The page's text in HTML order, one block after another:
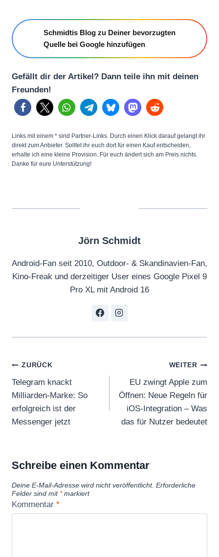
Schmidtis Blog zu Deiner bevorzugten
Quelle bei Google hinzufügen
Gefällt dir der Artikel? Dann teile ihn mit deinen
Freunden!
Links mit einem * sind Partner-Links. Durch einen Klick darauf gelangt ihr
direkt zum Anbieter. Solltet ihr euch dort für einen Kauf entscheiden,
erhalte ich eine kleine Provision. Für euch ändert sich am Preis nichts.
Danke für eure Unterstützung!
Jörn Schmidt
Android-Fan seit 2010, Outdoor- & Skandinavien-Fan,
Kino-Freak und derzeitiger User eines Google Pixel 9
Pro XL mit Android 16
Beitragsnavigation
ZURÜCK
Telegram knackt
Milliarden-Marke: So
erfolgreich ist der
Messenger jetzt
WEITER
EU zwingt Apple zum
Öffnen: Neue Regeln für
iOS-Integration – Was
das für Nutzer bedeutet
Schreibe einen Kommentar
Deine E-Mail-Adresse wird nicht veröffentlicht. Erforderliche
Felder sind mit *markiert
Kommentar *